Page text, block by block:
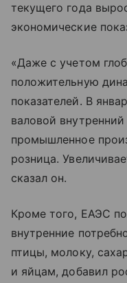
текущего года
экономические
«Даже с учетом
положительную
показателей. В
валовой
промышленное
розница.
сказал он.
Кроме того, ЕАЭС
внутренние
птицы, молоку,
и яйцам, добавил